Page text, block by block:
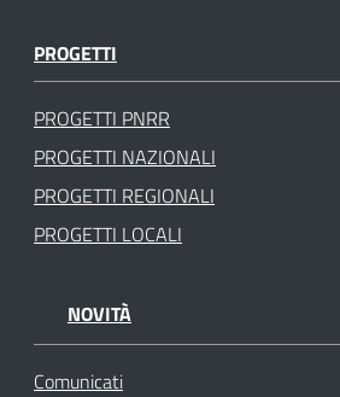
PROGETTI
PROGETTI PNRR
PROGETTI NAZIONALI
PROGETTI REGIONALI
PROGETTI LOCALI
NOVITÀ
Comunicati